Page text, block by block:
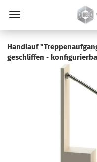
Handlauf
geschliffen -